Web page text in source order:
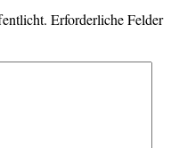
Erforderliche Felder